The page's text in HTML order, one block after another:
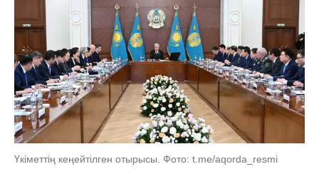
Үкіметтің кеңейтілген отырысы. Фото: t.me/aqorda_resmi